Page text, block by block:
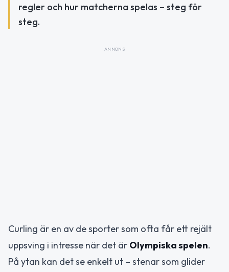
regler och hur matcherna spelas – steg för
steg.
ANNONS
Curling är en av de sporter som ofta får ett rejält
uppsving i intresse när det är Olympiska spelen.
På ytan kan det se enkelt ut – stenar som glider